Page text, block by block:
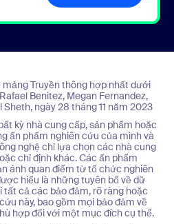
Truyền thông hợp nhất dưới
Benitez, Megan Fernandez,
ngày 28 tháng 11 năm 2023
kỳ nhà cung cấp, sản phẩm hoặc
ấn phẩm nghiên cứu của mình và
nghệ chỉ lựa chọn các nhà cung
chỉ định khác. Các ấn phẩm
ánh quan điểm từ tổ chức nghiên
hiểu là những tuyên bố về dữ
cả các bảo đảm, rõ ràng hoặc
này, bao gồm mọi bảo đảm về
hợp đối với một mục đích cụ thể.